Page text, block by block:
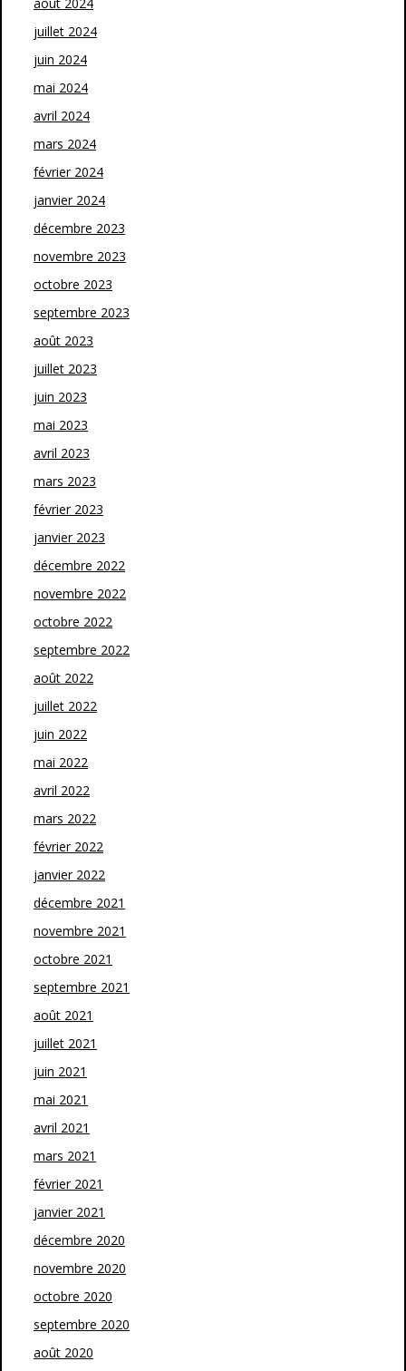
juillet 2024
juin 2024
mai 2024
avril 2024
mars 2024
février 2024
janvier 2024
décembre 2023
novembre 2023
octobre 2023
septembre 2023
août 2023
juillet 2023
juin 2023
mai 2023
avril 2023
mars 2023
février 2023
janvier 2023
décembre 2022
novembre 2022
octobre 2022
septembre 2022
août 2022
juillet 2022
juin 2022
mai 2022
avril 2022
mars 2022
février 2022
janvier 2022
décembre 2021
novembre 2021
octobre 2021
septembre 2021
août 2021
juillet 2021
juin 2021
mai 2021
avril 2021
mars 2021
février 2021
janvier 2021
décembre 2020
novembre 2020
octobre 2020
septembre 2020
août 2020